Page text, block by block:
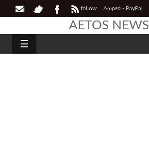
follow Δωρεά - PayPal
AETOS NEWS
☰